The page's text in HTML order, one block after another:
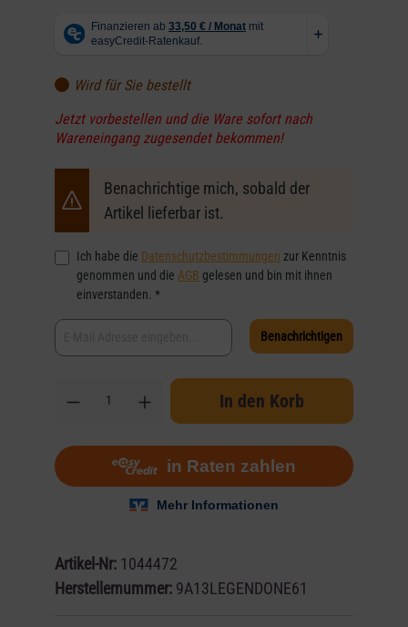
Wird für Sie bestellt
Jetzt vorbestellen und die Ware sofort nach
Wareneingang zugesendet bekommen!
Benachrichtige mich, sobald der
Artikel lieferbar ist.
Ich habe die Datenschutzbestimmungen zur Kenntnis
genommen und die AGB gelesen und bin mit ihnen
einverstanden. *
Benachrichtigen
In den Korb
Artikel-Nr: 1044472
Herstellernummer: 9A13LEGENDONE61